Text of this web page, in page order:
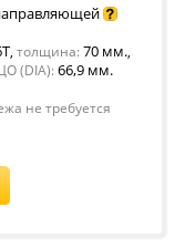
, толщина: 70 мм.,
(DIA): 66,9 мм.
не требуется